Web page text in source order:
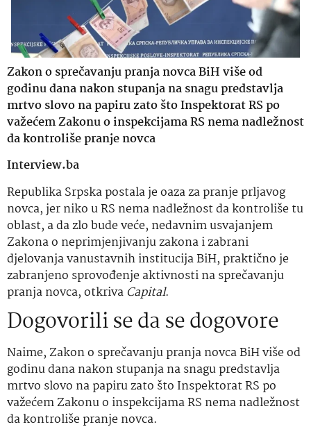
Zakon o sprečavanju pranja novca BiH više od
godinu dana nakon stupanja na snagu predstavlja
mrtvo slovo na papiru zato što Inspektorat RS po
važećem Zakonu o inspekcijama RS nema nadležnost
da kontroliše pranje novca
Interview.ba
Republika Srpska postala je oaza za pranje prljavog
novca, jer niko u RS nema nadležnost da kontroliše tu
oblast, a da zlo bude veće, nedavnim usvajanjem
Zakona o neprimjenjivanju zakona i zabrani
djelovanja vanustavnih institucija BiH, praktično je
zabranjeno sprovođenje aktivnosti na sprečavanju
pranja novca, otkriva Capital.
Dogovorili se da se dogovore
Naime, Zakon o sprečavanju pranja novca BiH više od
godinu dana nakon stupanja na snagu predstavlja
mrtvo slovo na papiru zato što Inspektorat RS po
važećem Zakonu o inspekcijama RS nema nadležnost
da kontroliše pranje novca.